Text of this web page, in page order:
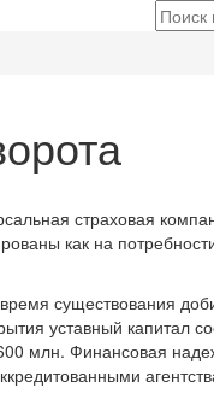
страховая
как на
существования
уставный капитал
млн. Финансовая